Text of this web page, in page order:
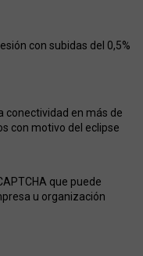
con subidas del 0,5%
conectividad en más de
con motivo del eclipse
que puede
u organización